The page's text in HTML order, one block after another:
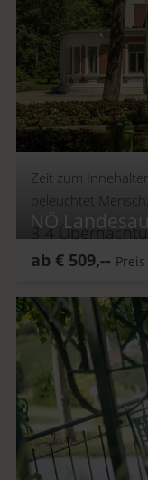
NÖ
Zeit zum
beleuchtet
3-4
ab € 509,--